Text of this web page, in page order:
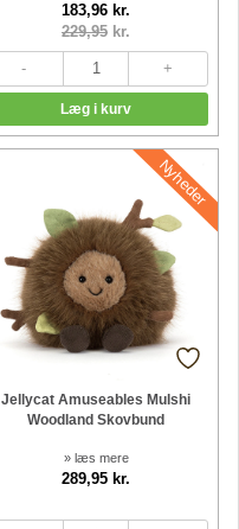
183,96 kr.
229,95 kr.
Jellycat Amuseables Mulshi
Woodland Skovbund
» læs mere
289,95 kr.
Nyheder